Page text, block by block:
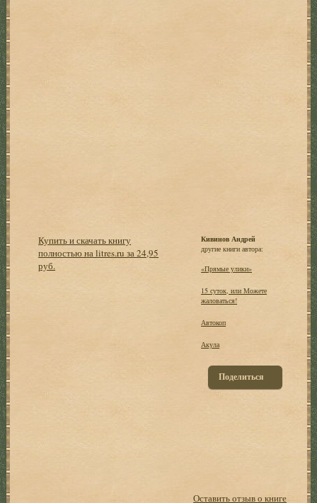
Купить и скачать книгу
полностью на litres.ru за 24,95
руб.
Кивинов Андрей
другие книги автора:
«Прямые улики»
15 суток, или Можете
жаловаться!
Автокоп
Акула
Поделиться
Оставить отзыв о книге